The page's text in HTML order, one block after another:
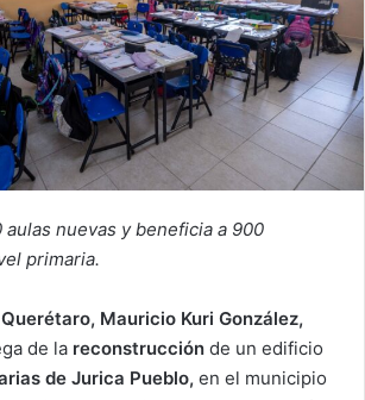
aulas nuevas y beneficia a 900
primaria.
Querétaro, Mauricio Kuri González,
de la reconstrucción de un edificio
de Jurica Pueblo, en el municipio